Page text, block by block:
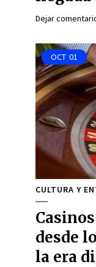
Dejar
OCT 01
CULTURA Y
desde
la era